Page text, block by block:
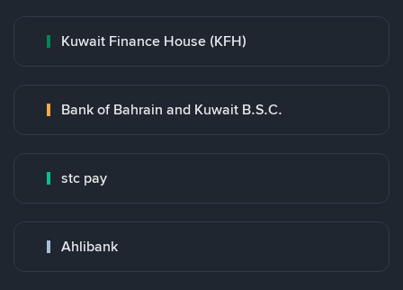
Kuwait Finance House (KFH)
Bank of Bahrain and Kuwait B.S.C.
stc pay
Ahlibank